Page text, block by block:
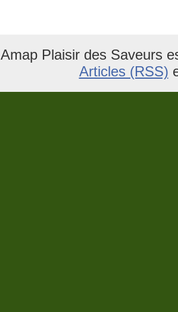
Amap Plaisir des Saveurs
Articles (RSS)